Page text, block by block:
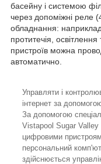
басейну і системою
через допоміжні реле
обладнання:
протитечія,
пристроїв можна
автоматично.
Управляти і
інтернет за
За допомогою
Vistapool Sugar Valley
цифровими
персональний
здійснюється